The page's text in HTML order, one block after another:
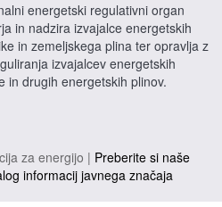
energetski regulativni organ
in nadzira izvajalce energetskih
in zemeljskega plina ter opravlja z
izvajalcev energetskih
in drugih energetskih plinov.
za energijo | Preberite si naše
informacij javnega značaja